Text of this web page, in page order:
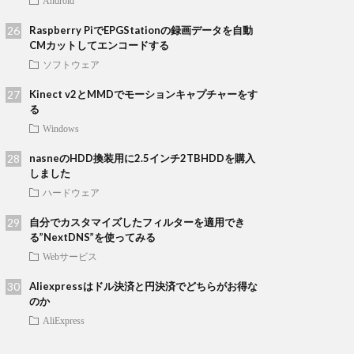
Raspberry PiでEPGStationの録画データを自動
CMカットしてエンコードする
ソフトウェア
Kinect v2とMMDでモーションキャプチャーをす
る
Windows
nasneのHDD換装用に2.5インチ2TBHDDを購入
しました
ハードウェア
自分でカスタマイズしたフィルターを適用でき
る”NextDNS”を使ってみる
Webサービス
Aliexpressはドル決済と円決済でどちらがお得な
のか
AliExpress